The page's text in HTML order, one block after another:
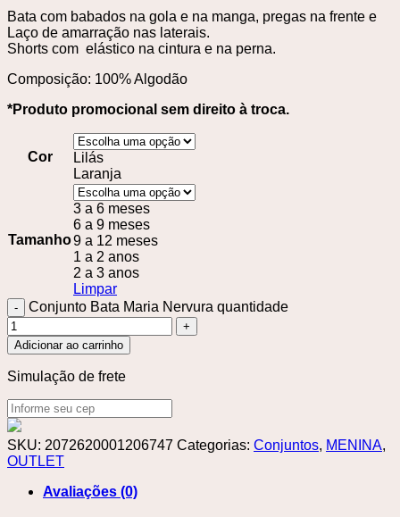
Bata com babados na gola e na manga, pregas na frente e
Laço de amarração nas laterais.
Shorts com elástico na cintura e na perna.
Composição: 100% Algodão
*Produto promocional sem direito à troca.
Cor
Lilás
Laranja
Tamanho
3 a 6 meses
6 a 9 meses
9 a 12 meses
1 a 2 anos
2 a 3 anos
Limpar
Conjunto Bata Maria Nervura quantidade
Adicionar ao carrinho
Simulação de frete
SKU: 2072620001206747 Categorias: Conjuntos, MENINA,
OUTLET
Avaliações (0)